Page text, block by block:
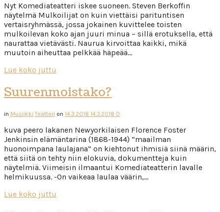
Nyt Komediateatteri iskee suoneen. Steven Berkoffin
näytelmä Mulkoilijat on kuin viettäisi parituntisen
vertaisryhmässä, jossa jokainen kuvittelee toisten
mulkoilevan koko ajan juuri minua – sillä erotuksella, että
naurattaa vietävästi. Naurua kirvoittaa kaikki, mikä
muutoin aiheuttaa pelkkää häpeää…
Lue koko juttu
Suurenmoistako?
in Musiikki Teatteri on 14.3.2018 14.3.2018 0
kuva peero lakanen Newyorkilaisen Florence Foster
Jenkinsin elämäntarina (1868-1944) ”maailman
huonoimpana laulajana” on kiehtonut ihmisiä siinä määrin,
että siitä on tehty niin elokuvia, dokumentteja kuin
näytelmiä. Viimeisin ilmaantui Komediateatterin lavalle
helmikuussa. -On vaikeaa laulaa väärin,…
Lue koko juttu